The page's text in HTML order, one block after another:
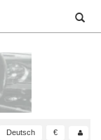
Deutsch €